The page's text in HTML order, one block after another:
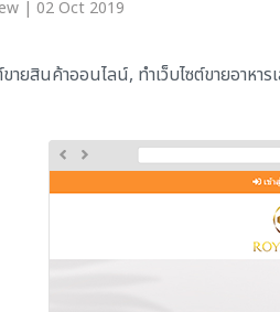
| 02 Oct 2019
ขายสินค้าออนไลน์, ทำเว็บไซต์ขายอาหาร